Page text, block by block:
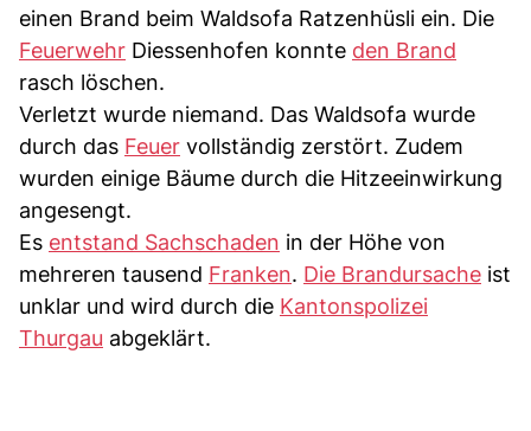
einen Brand beim Waldsofa Ratzenhüsli ein. Die
Feuerwehr Diessenhofen konnte den Brand
rasch löschen.
Verletzt wurde niemand. Das Waldsofa wurde
durch das Feuer vollständig zerstört. Zudem
wurden einige Bäume durch die Hitzeeinwirkung
angesengt.
Es entstand Sachschaden in der Höhe von
mehreren tausend Franken. Die Brandursache ist
unklar und wird durch die Kantonspolizei
Thurgau abgeklärt.